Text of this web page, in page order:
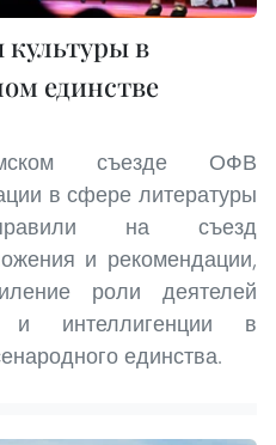
в
единстве
съезде ОФВ
в сфере литературы
на съезд
и рекомендации,
роли деятелей
и интеллигенции в
единства.